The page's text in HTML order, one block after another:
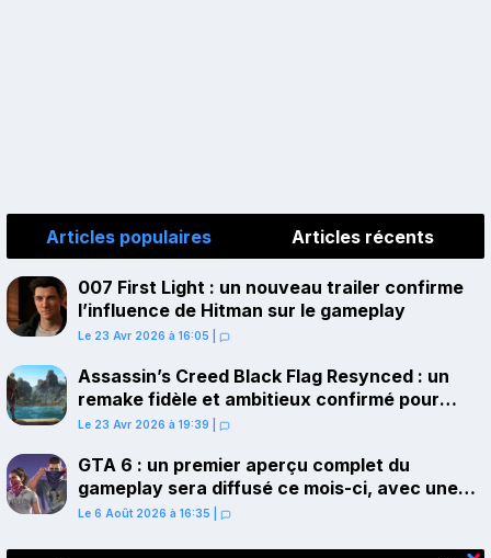
Articles populaires Articles récents
007 First Light : un nouveau trailer confirme
l’influence de Hitman sur le gameplay
Le 23 Avr 2026 à 16:05
Assassin’s Creed Black Flag Resynced : un
remake fidèle et ambitieux confirmé pour
juillet sur PS5
Le 23 Avr 2026 à 19:39
GTA 6 : un premier aperçu complet du
gameplay sera diffusé ce mois-ci, avec une
avant-première sur Netflix
Le 6 Août 2026 à 16:35